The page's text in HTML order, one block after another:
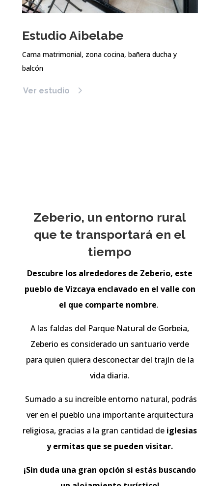
Estudio Aibelabe
Cama matrimonial, zona cocina, bañera ducha y
balcón
Ver estudio
Zeberio, un entorno rural
que te transportará en el
tiempo
Descubre los alrededores de Zeberio, este
pueblo de Vizcaya enclavado en el valle con
el que comparte nombre.
A las faldas del Parque Natural de Gorbeia,
Zeberio es considerado un santuario verde
para quien quiera desconectar del trajín de la
vida diaria.
Sumado a su increíble entorno natural, podrás
ver en el pueblo una importante arquitectura
religiosa, gracias a la gran cantidad de iglesias
y ermitas que se pueden visitar.
¡Sin duda una gran opción si estás buscando